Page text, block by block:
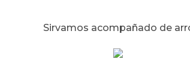
Sirvamos acompañado de